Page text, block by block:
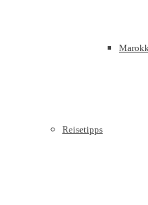
Reisetipps